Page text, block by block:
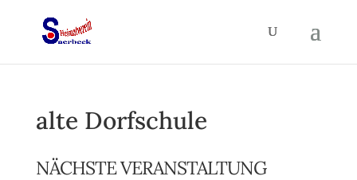
alte Dorfschule
NÄCHSTE VERANSTALTUNG